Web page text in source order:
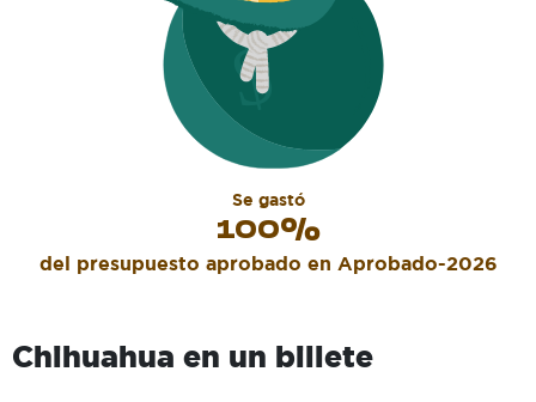
Se gastó
100%
del presupuesto aprobado en Aprobado-2026
Chihuahua en un billete